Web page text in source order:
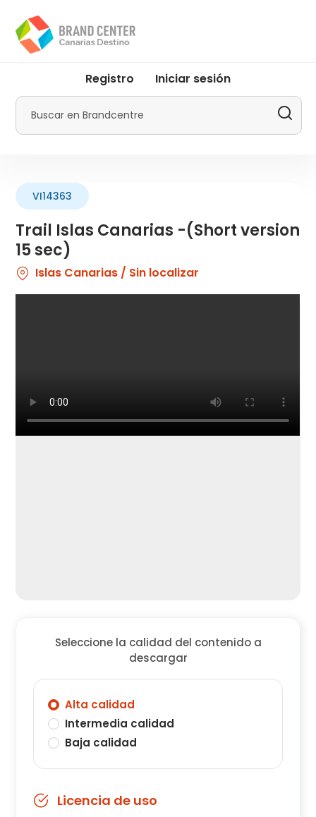
contenido
principal
menu
Promotur
Registro Iniciar sesión
Buscar
Trail Islas Canarias -(Short version
15 sec)
VI14363
Islas Canarias / Sin localizar
Seleccione la calidad del contenido a
descargar
Alta calidad
Intermedia calidad
Baja calidad
Licencia de uso